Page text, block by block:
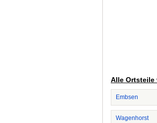
Alle Ortsteile
Embsen
Wagenhorst